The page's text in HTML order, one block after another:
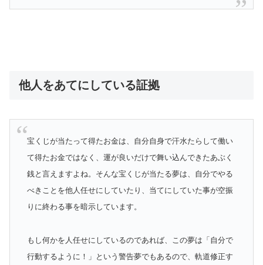
他人をあてにしている証拠
宝くじが当たって得たお金は、自分自身で汗水たらして働い
て得たお金ではなく、運が良いだけで舞い込んできたあぶく
銭と言えますよね。そんな宝くじが当たる夢は、自分でやる
べきことを他人任せにしていたり、当てにしていた事が空振
りに終わる事を暗示しています。
もし何かを人任せにしているのであれば、この夢は「自分で
行動するように！」という警告夢でもあるので、軌道修正す